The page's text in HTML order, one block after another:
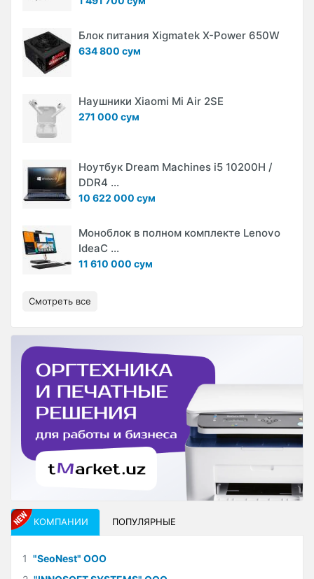
Блок питания Xigmatek X-Power 650W
634 800 сум
Наушники Xiaomi Mi Air 2SE
271 000 сум
Ноутбук Dream Machines i5 10200H /
DDR4 ...
10 622 000 сум
Моноблок в полном комплекте Lenovo
IdeaC ...
11 610 000 сум
Смотреть все
КОМПАНИИ ПОПУЛЯРНЫЕ
1 "SeoNest" ООО